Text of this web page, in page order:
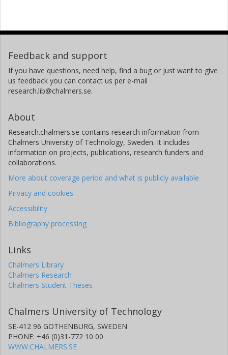
Feedback and support
If you have questions, need help, find a bug or just want to give
us feedback you can contact us per e-mail
research.lib@chalmers.se.
About
Research.chalmers.se contains research information from
Chalmers University of Technology, Sweden. It includes
information on projects, publications, research funders and
collaborations.
More about coverage period and what is publicly available
Privacy and cookies
Accessibility
Bibliography processing
Links
Chalmers Library
Chalmers Research
Chalmers Student Theses
Chalmers University of Technology
SE-412 96 GOTHENBURG, SWEDEN
PHONE: +46 (0)31-772 10 00
WWW.CHALMERS.SE